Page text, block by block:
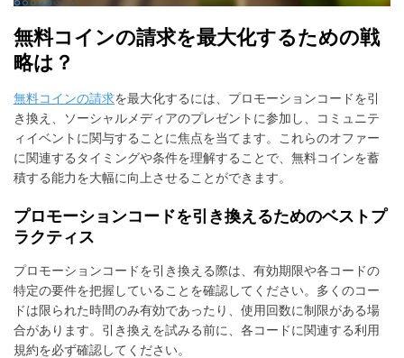
無料コインの請求を最大化するための戦
略は？
無料コインの請求を最大化するには、プロモーションコードを引
き換え、ソーシャルメディアのプレゼントに参加し、コミュニテ
ィイベントに関与することに焦点を当てます。これらのオファー
に関連するタイミングや条件を理解することで、無料コインを蓄
積する能力を大幅に向上させることができます。
プロモーションコードを引き換えるためのベストプ
ラクティス
プロモーションコードを引き換える際は、有効期限や各コードの
特定の要件を把握していることを確認してください。多くのコー
ドは限られた時間のみ有効であったり、使用回数に制限がある場
合があります。引き換えを試みる前に、各コードに関連する利用
規約を必ず確認してください。